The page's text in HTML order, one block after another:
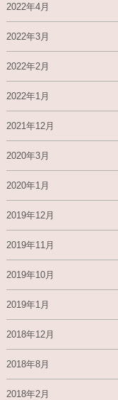
2022年4月
2022年3月
2022年2月
2022年1月
2021年12月
2020年3月
2020年1月
2019年12月
2019年11月
2019年10月
2019年1月
2018年12月
2018年8月
2018年2月